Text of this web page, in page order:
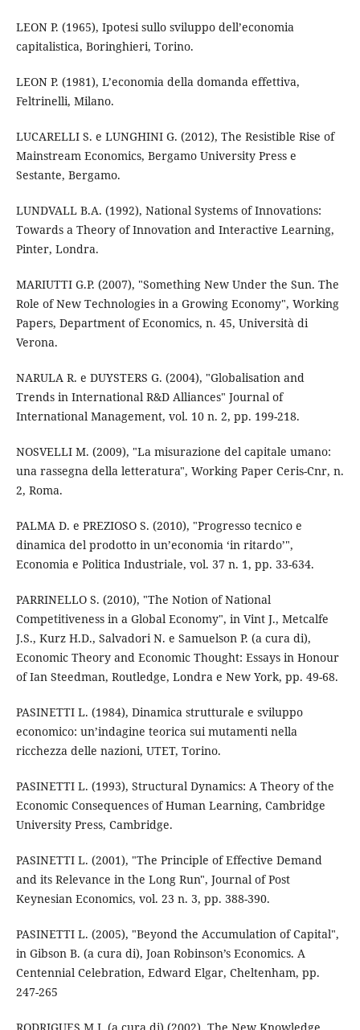
LEON P. (1965), Ipotesi sullo sviluppo dell’economia
capitalistica, Boringhieri, Torino.
LEON P. (1981), L’economia della domanda effettiva,
Feltrinelli, Milano.
LUCARELLI S. e LUNGHINI G. (2012), The Resistible Rise of
Mainstream Economics, Bergamo University Press e
Sestante, Bergamo.
LUNDVALL B.A. (1992), National Systems of Innovations:
Towards a Theory of Innovation and Interactive Learning,
Pinter, Londra.
MARIUTTI G.P. (2007), "Something New Under the Sun. The
Role of New Technologies in a Growing Economy", Working
Papers, Department of Economics, n. 45, Università di
Verona.
NARULA R. e DUYSTERS G. (2004), "Globalisation and
Trends in International R&D Alliances" Journal of
International Management, vol. 10 n. 2, pp. 199-218.
NOSVELLI M. (2009), "La misurazione del capitale umano:
una rassegna della letteratura", Working Paper Ceris-Cnr, n.
2, Roma.
PALMA D. e PREZIOSO S. (2010), "Progresso tecnico e
dinamica del prodotto in un’economia ‘in ritardo’",
Economia e Politica Industriale, vol. 37 n. 1, pp. 33-634.
PARRINELLO S. (2010), "The Notion of National
Competitiveness in a Global Economy", in Vint J., Metcalfe
J.S., Kurz H.D., Salvadori N. e Samuelson P. (a cura di),
Economic Theory and Economic Thought: Essays in Honour
of Ian Steedman, Routledge, Londra e New York, pp. 49-68.
PASINETTI L. (1984), Dinamica strutturale e sviluppo
economico: un’indagine teorica sui mutamenti nella
ricchezza delle nazioni, UTET, Torino.
PASINETTI L. (1993), Structural Dynamics: A Theory of the
Economic Consequences of Human Learning, Cambridge
University Press, Cambridge.
PASINETTI L. (2001), "The Principle of Effective Demand
and its Relevance in the Long Run", Journal of Post
Keynesian Economics, vol. 23 n. 3, pp. 388-390.
PASINETTI L. (2005), "Beyond the Accumulation of Capital",
in Gibson B. (a cura di), Joan Robinson’s Economics. A
Centennial Celebration, Edward Elgar, Cheltenham, pp.
247-265